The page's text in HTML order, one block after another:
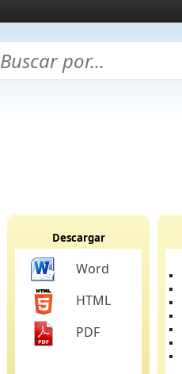
Descargar
Word
HTML
PDF